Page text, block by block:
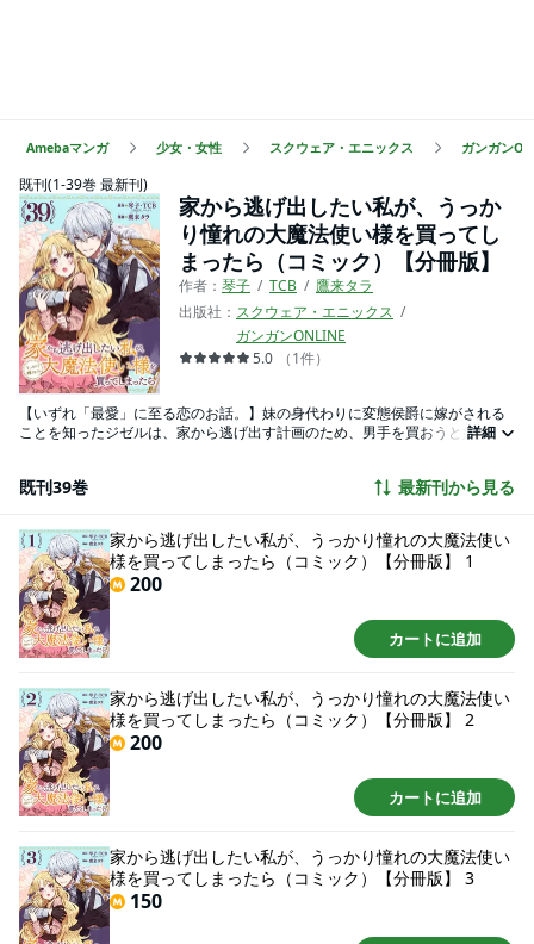
Amebaマンガ 少女・女性 スクウェア・エニックス ガンガン
既刊(1-39巻 最新刊)
家から逃げ出したい私が、うっか
り憧れの大魔法使い様を買ってし
まったら（コミック）【分冊版】
作者： 琴子 TCB
鷹来タラ
出版社： スクウェア・エニックス
ガンガンONLINE
5.0
（1件）
【いずれ「最愛」に至る恋のお話。】妹の身代わりに変態侯爵に嫁がされる
ことを知ったジゼルは、家から逃げ出す計画のため、男手を買おうと奴隷市
とに。すると、だんだん彼の身と心に不思議な変化が表れ始める…。（あ
人気異世界恋愛小説をコミック化！ これは、いずれ「最愛」に至るふたり
の、恋のお話。※この商品は「家から逃げ出したい私が、うっかり憧れの大
魔法使い様を買ってしまったら（コミック）」を1話ごとに分冊したもので
す。(C)2022 Kotoko(C)2022 TCB (C)2022 Tara Takagi
詳細
既刊39巻 最新刊から見る
家から逃げ出したい私が、うっかり憧れの大魔法使い
様を買ってしまったら（コミック）【分冊版】 1
200
カートに追加
家から逃げ出したい私が、うっかり憧れの大魔法使い
様を買ってしまったら（コミック）【分冊版】 2
200
カートに追加
家から逃げ出したい私が、うっかり憧れの大魔法使い
様を買ってしまったら（コミック）【分冊版】 3
150